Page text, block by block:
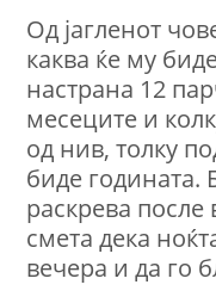
Од јагленот
каква ќе му
настрана 12
месеците и
од нив, толку
биде годината.
раскрева после
смета дека
вечера и да го